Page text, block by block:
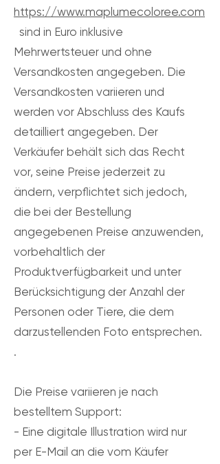
https://www.maplumecoloree.com
sind in Euro inklusive
Mehrwertsteuer und ohne
Versandkosten angegeben. Die
Versandkosten variieren und
werden vor Abschluss des Kaufs
detailliert angegeben. Der
Verkäufer behält sich das Recht
vor, seine Preise jederzeit zu
ändern, verpflichtet sich jedoch,
die bei der Bestellung
angegebenen Preise anzuwenden,
vorbehaltlich der
Produktverfügbarkeit und unter
Berücksichtigung der Anzahl der
Personen oder Tiere, die dem
darzustellenden Foto entsprechen.
.
Die Preise variieren je nach
bestelltem Support:
- Eine digitale Illustration wird nur
per E-Mail an die vom Käufer